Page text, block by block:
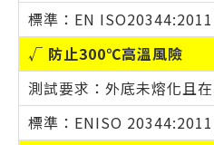
標準：EN
√ 防止300℃高溫風險
測試要求：外底未熔化且
標準：ENISO